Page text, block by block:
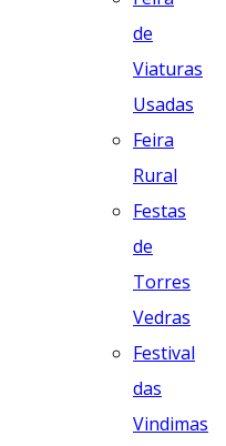
de
Viaturas
Usadas
Feira
Rural
Festas
de
Torres
Vedras
Festival
das
Vindimas